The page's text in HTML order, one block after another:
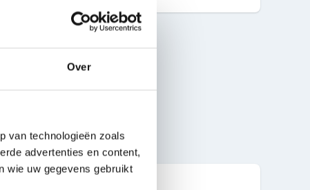
Over
van technologieën zoals
advertenties en content,
wie uw gegevens gebruikt